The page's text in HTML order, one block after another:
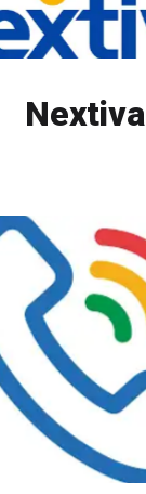
Nextiva